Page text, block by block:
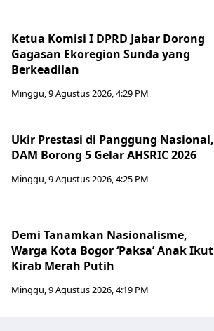
Ketua Komisi I DPRD Jabar Dorong
Gagasan Ekoregion Sunda yang
Berkeadilan
Minggu, 9 Agustus 2026, 4:29 PM
Ukir Prestasi di Panggung Nasional,
DAM Borong 5 Gelar AHSRIC 2026
Minggu, 9 Agustus 2026, 4:25 PM
Demi Tanamkan Nasionalisme,
Warga Kota Bogor ‘Paksa’ Anak Ikut
Kirab Merah Putih
Minggu, 9 Agustus 2026, 4:19 PM